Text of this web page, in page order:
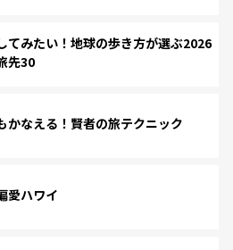
てみたい！地球の歩き方が選ぶ2026
先30
かなえる！賢者の旅テクニック
愛ハワイ